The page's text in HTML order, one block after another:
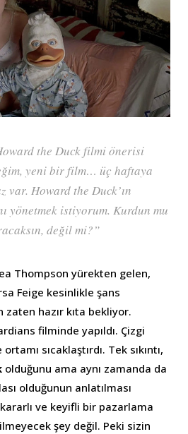
the Duck filmi önerisi
yeni bir film… üç haftaya
var. Howard the Duck’ın
yönetmek istiyorum. Kurdun mu
değil mi?”
Thompson yürekten gelen,
Feige kesinlikle şans
hazır kıta bekliyor.
filminde yapıldı. Çizgi
sıcaklaştırdı. Tek sıkıntı,
olduğunu ama aynı zamanda da
olduğunun anlatılması
ve keyifli bir pazarlama
şey değil. Peki sizin